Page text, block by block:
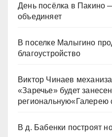
День посёлка в Пакино
объединяет
В поселке Малыгино
благоустройство
Виктор Чинаев
«Заречье» будет
региональную«Галерею
В д. Бабенки построят